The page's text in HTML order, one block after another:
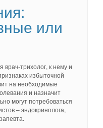
или
трихолог, к нему и
избыточной
на необходимые
и назначит
могут потребоваться
– эндокринолога,